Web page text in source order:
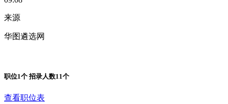
来源
华图遴选网
职位1个 招录人数11个
查看职位表